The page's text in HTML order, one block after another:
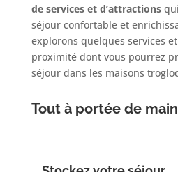
de services et d’attractions
séjour confortable et
explorons quelques services
proximité dont vous pourrez
séjour dans les maisons
Tout à portée de main